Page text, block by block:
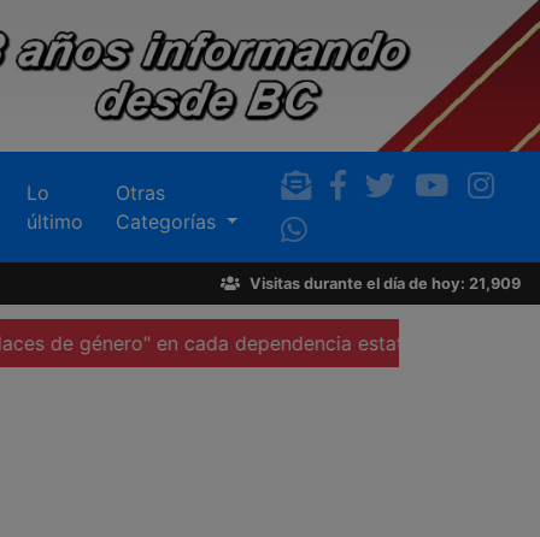
Lo
último
Otras
Categorías
Visitas durante el día de hoy: 21,909
en cada dependencia estatal, anuncian